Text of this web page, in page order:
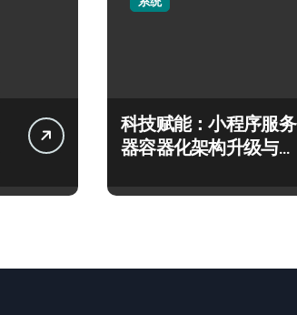
科技赋能：小程序服务
器容器化架构升级与智